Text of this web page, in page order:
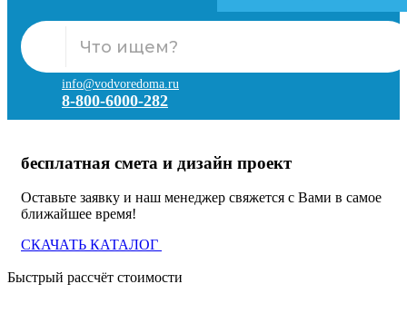
info@vodvoredoma.ru
8-800-6000-282
бесплатная смета и дизайн проект
Оставьте заявку и наш менеджер свяжется с Вами в самое
ближайшее время!
СКАЧАТЬ КАТАЛОГ
Быстрый рассчёт стоимости